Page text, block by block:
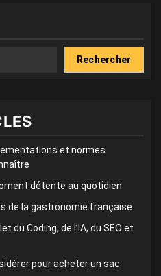
Rechercher
et normes
détente au quotidien
de la gastronomie française
du Coding, de l’IA, du SEO et
pour acheter un sac